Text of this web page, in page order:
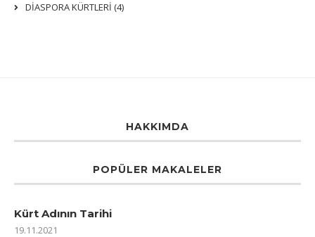
DİASPORA KÜRTLERİ (4)
HAKKIMDA
POPÜLER MAKALELER
Kürt Adının Tarihi
19.11.2021